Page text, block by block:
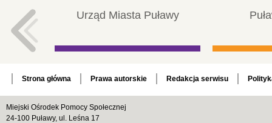
Urząd Miasta Puławy
Strona główna Prawa autorskie Redakcja serwisu
Miejski Ośrodek Pomocy Społecznej
24-100 Puławy, ul. Leśna 17